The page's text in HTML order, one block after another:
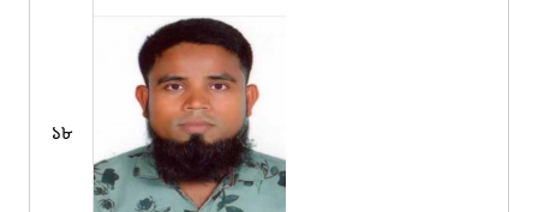
১৮